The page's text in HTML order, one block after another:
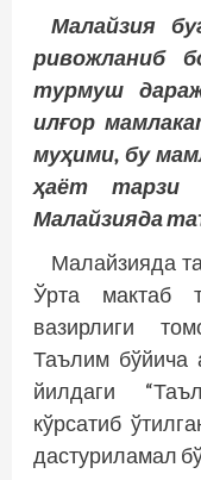
Малайзия
ривожланиб
турмуш
илғор
муҳими, бу
ҳаёт тарзи
Малайзияда
Малайзияда
Ўрта мактаб
вазирлиги
Таълим бўйича
йилдаги
кўрсатиб
дастуриламал